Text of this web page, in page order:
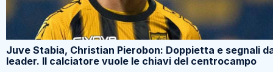
Juve Stabia, Christian Pierobon: Doppietta e segnali
leader. Il calciatore vuole le chiavi del centrocampo